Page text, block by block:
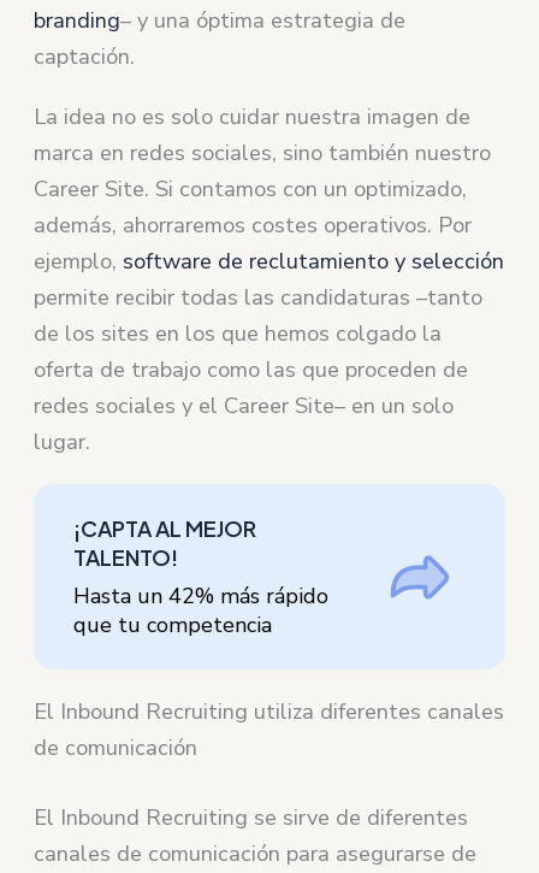
branding– y una óptima estrategia de
captación.
La idea no es solo cuidar nuestra imagen de
marca en redes sociales, sino también nuestro
Career Site. Si contamos con un optimizado,
además, ahorraremos costes operativos. Por
ejemplo, software de reclutamiento y selección
permite recibir todas las candidaturas –tanto
de los sites en los que hemos colgado la
oferta de trabajo como las que proceden de
redes sociales y el Career Site– en un solo
lugar.
¡CAPTA AL MEJOR
TALENTO!
Hasta un 42% más rápido
que tu competencia
El Inbound Recruiting utiliza diferentes canales
de comunicación
El Inbound Recruiting se sirve de diferentes
canales de comunicación para asegurarse de